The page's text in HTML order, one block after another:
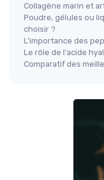
Collagène marin et
Poudre, gélules ou
choisir ?
L'importance des
Le rôle de l'acide
Comparatif des